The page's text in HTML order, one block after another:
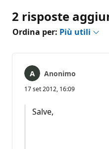
2 risposte
Ordina per: Più utili
Anonimo
17 set 2012, 16:09
Salve,